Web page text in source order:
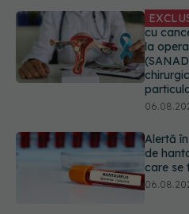
Alertă
de
care se
Mii de
putea